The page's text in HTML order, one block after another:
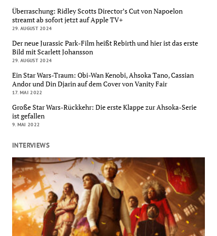
Überraschung: Ridley Scotts Director’s Cut von Napoelon
streamt ab sofort jetzt auf Apple TV+
29. AUGUST 2024
Der neue Jurassic Park-Film heißt Rebirth und hier ist das erste
Bild mit Scarlett Johansson
29. AUGUST 2024
Ein Star Wars-Traum: Obi-Wan Kenobi, Ahsoka Tano, Cassian
Andor und Din Djarin auf dem Cover von Vanity Fair
17. MAI 2022
Große Star Wars-Rückkehr: Die erste Klappe zur Ahsoka-Serie
ist gefallen
9. MAI 2022
INTERVIEWS